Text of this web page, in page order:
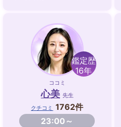
鑑定歴
16年
ココミ
心美 先生
クチコミ
1762件
23:00～